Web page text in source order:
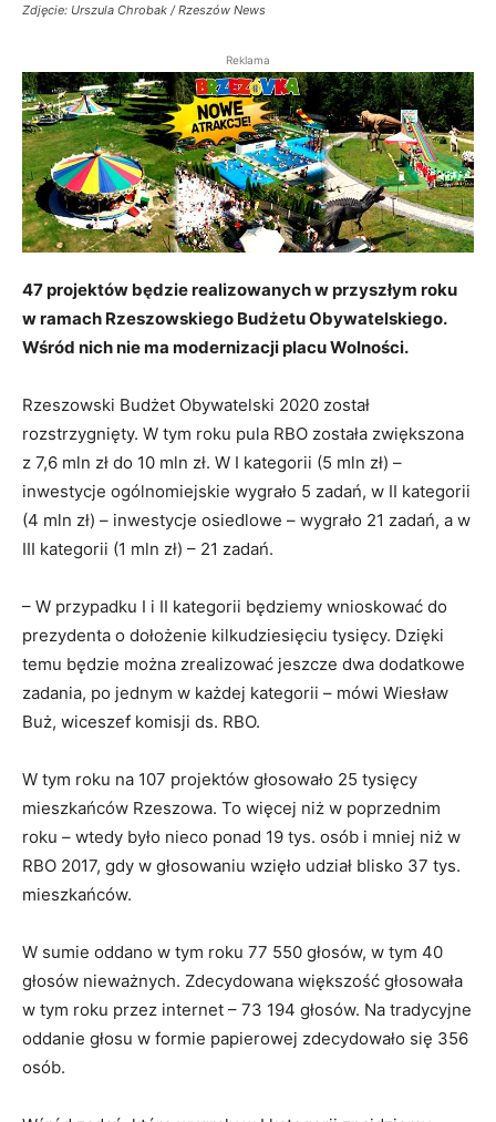
Zdjęcie: Urszula Chrobak / Rzeszów News
Reklama
47 projektów będzie realizowanych w przyszłym roku
w ramach Rzeszowskiego Budżetu Obywatelskiego.
Wśród nich nie ma modernizacji placu Wolności.
Rzeszowski Budżet Obywatelski 2020 został
rozstrzygnięty. W tym roku pula RBO została zwiększona
z 7,6 mln zł do 10 mln zł. W I kategorii (5 mln zł) –
inwestycje ogólnomiejskie wygrało 5 zadań, w II kategorii
(4 mln zł) – inwestycje osiedlowe – wygrało 21 zadań, a w
III kategorii (1 mln zł) – 21 zadań.
– W przypadku I i II kategorii będziemy wnioskować do
prezydenta o dołożenie kilkudziesięciu tysięcy. Dzięki
temu będzie można zrealizować jeszcze dwa dodatkowe
zadania, po jednym w każdej kategorii – mówi Wiesław
Buż, wiceszef komisji ds. RBO.
W tym roku na 107 projektów głosowało 25 tysięcy
mieszkańców Rzeszowa. To więcej niż w poprzednim
roku – wtedy było nieco ponad 19 tys. osób i mniej niż w
RBO 2017, gdy w głosowaniu wzięło udział blisko 37 tys.
mieszkańców.
W sumie oddano w tym roku 77 550 głosów, w tym 40
głosów nieważnych. Zdecydowana większość głosowała
w tym roku przez internet – 73 194 głosów. Na tradycyjne
oddanie głosu w formie papierowej zdecydowało się 356
osób.